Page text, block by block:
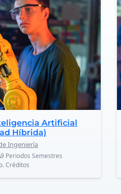
Artificial
Híbrida)
Ingeniería
9 Periodos Semestres
Créditos